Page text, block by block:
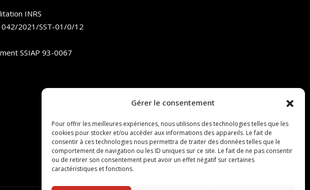
Gérer le consentement
Pour offrir les meilleures expériences, nous utilisons des technologies telles que les
cookies pour stocker et/ou accéder aux informations des appareils. Le fait de
consentir à ces technologies nous permettra de traiter des données telles que le
comportement de navigation ou les ID uniques sur ce site. Le fait de ne pas consentir
ou de retirer son consentement peut avoir un effet négatif sur certaines
caractéristiques et fonctions.
INRS
2021/SST-01/0/12
SSIAP 93-0067